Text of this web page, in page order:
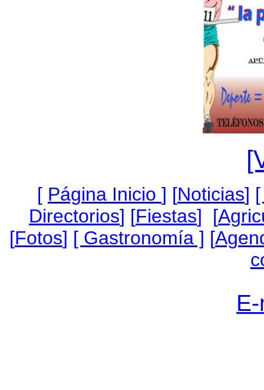
[ Página Inicio ] [Noticias]
Directorios] [Fiestas] [
[Fotos] [ Gastronomía ] [